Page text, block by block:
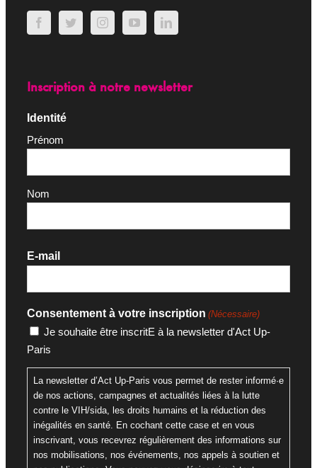
Inscription à notre newsletter
Identité
Prénom
Nom
E-mail
Consentement à votre inscription (Nécessaire)
Je souhaite être inscritE à la newsletter d'Act Up-
Paris
La newsletter d’Act Up-Paris vous permet de rester informé·e
de nos actions, campagnes et actualités liées à la lutte
contre le VIH/sida, les droits humains et la réduction des
inégalités en santé. En cochant cette case et en vous
inscrivant, vous recevrez régulièrement des informations sur
nos mobilisations, nos événements, nos appels à soutien et